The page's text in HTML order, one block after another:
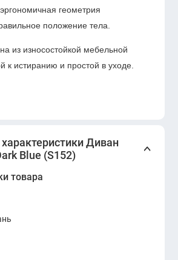
геометрия
положение тела.
из износостойкой мебельной
к истиранию и простой в уходе.
конструкции. ERGO
с акцентом на стиль и
Диван
Blue (S152)
товара